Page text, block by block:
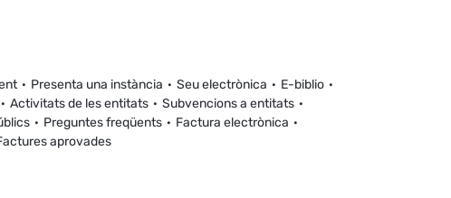
Presenta una instància Seu electrònica
E-biblio
Activitats de les entitats
Subvencions a entitats
Preguntes freqüents
Factura electrònica
aprovades